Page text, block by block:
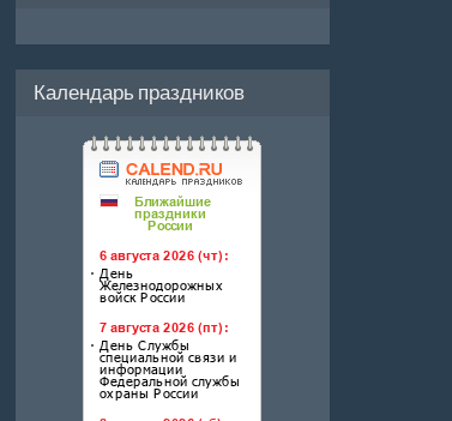
Календарь праздников